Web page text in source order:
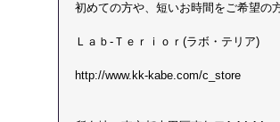
初めての方や、短いお時間をご希望の
Ｌａｂ-Ｔｅｒｉｏｒ(ラボ・テリア)
http://www.kk-kabe.com/c_store